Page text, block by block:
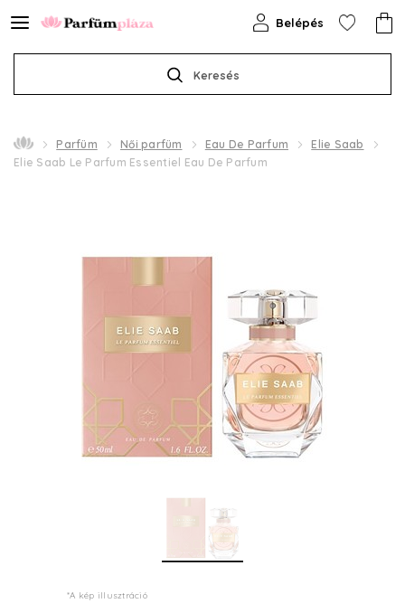
Keresés
Belépés
Parfüm Női parfüm Eau De Parfum
Elie Saab
Elie Saab Le Parfum Essentiel Eau De Parfum
*A kép illusztráció